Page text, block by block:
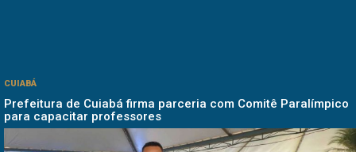
CUIABÁ
Prefeitura de Cuiabá firma parceria com Comitê Paralímpico
para capacitar professores